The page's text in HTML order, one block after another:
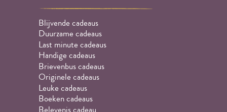
Blijvende cadeaus
Duurzame cadeaus
Last minute cadeaus
Handige cadeaus
Brievenbus cadeaus
Originele cadeaus
Leuke cadeaus
Boeken cadeaus